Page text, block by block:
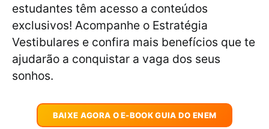
estudantes têm acesso a conteúdos
exclusivos! Acompanhe o Estratégia
Vestibulares e confira mais benefícios que te
ajudarão a conquistar a vaga dos seus
sonhos.
BAIXE AGORA O E-BOOK GUIA DO ENEM